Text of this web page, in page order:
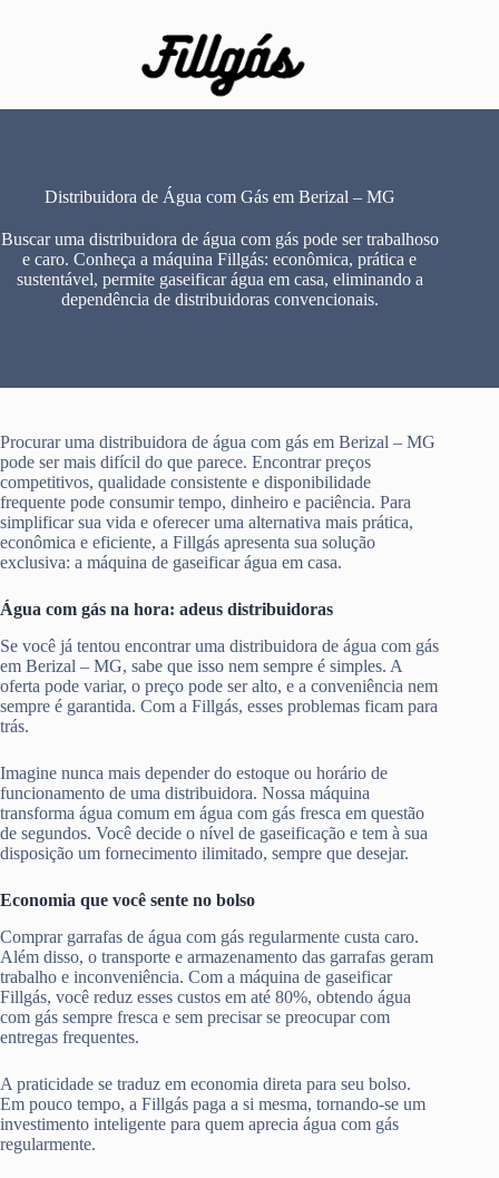
Distribuidora de Água com Gás em Berizal – MG
Buscar uma distribuidora de água com gás pode ser trabalhoso
e caro. Conheça a máquina Fillgás: econômica, prática e
sustentável, permite gaseificar água em casa, eliminando a
dependência de distribuidoras convencionais.
Procurar uma distribuidora de água com gás em Berizal – MG
pode ser mais difícil do que parece. Encontrar preços
competitivos, qualidade consistente e disponibilidade
frequente pode consumir tempo, dinheiro e paciência. Para
simplificar sua vida e oferecer uma alternativa mais prática,
econômica e eficiente, a Fillgás apresenta sua solução
exclusiva: a máquina de gaseificar água em casa.
Água com gás na hora: adeus distribuidoras
Se você já tentou encontrar uma distribuidora de água com gás
em Berizal – MG, sabe que isso nem sempre é simples. A
oferta pode variar, o preço pode ser alto, e a conveniência nem
sempre é garantida. Com a Fillgás, esses problemas ficam para
trás.
Imagine nunca mais depender do estoque ou horário de
funcionamento de uma distribuidora. Nossa máquina
transforma água comum em água com gás fresca em questão
de segundos. Você decide o nível de gaseificação e tem à sua
disposição um fornecimento ilimitado, sempre que desejar.
Economia que você sente no bolso
Comprar garrafas de água com gás regularmente custa caro.
Além disso, o transporte e armazenamento das garrafas geram
trabalho e inconveniência. Com a máquina de gaseificar
Fillgás, você reduz esses custos em até 80%, obtendo água
com gás sempre fresca e sem precisar se preocupar com
entregas frequentes.
A praticidade se traduz em economia direta para seu bolso.
Em pouco tempo, a Fillgás paga a si mesma, tornando-se um
investimento inteligente para quem aprecia água com gás
regularmente.